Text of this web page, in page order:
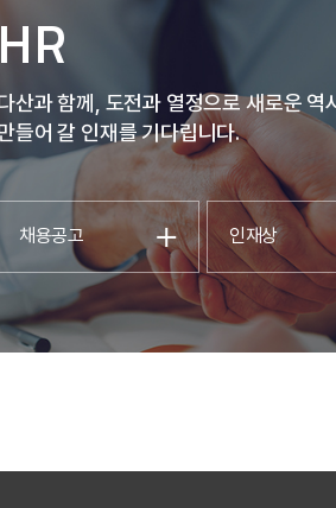
HR
산과 함께, 도전과 열정으로 새로운 역
들어 갈 인재를 기다립니다.
채용공고 인재상